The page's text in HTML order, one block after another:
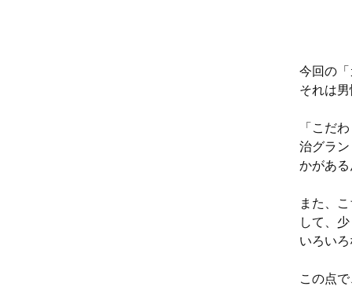
今回の
それは
「こだ
治グラ
かがあ
また、
して、
いろい
この点